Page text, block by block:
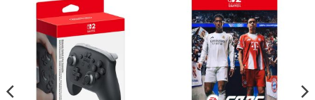
Mobapad M12 HD hỗ trợ:
HD Rumble.
Gyro 6 trục.